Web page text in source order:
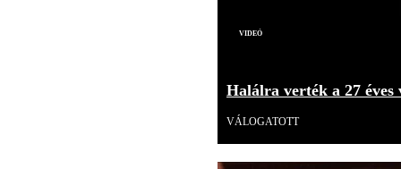
Videó
Halálra verték a 27
VÁLOGATOTT